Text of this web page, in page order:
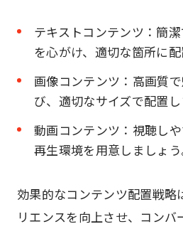
テキストコンテンツ：簡
を心がけ、適切な箇所に配
画像コンテンツ：高画質
び、適切なサイズで配置し
動画コンテンツ：視聴し
再生環境を用意しましょう
効果的なコンテンツ配置戦略
リエンスを向上させ、コンバ